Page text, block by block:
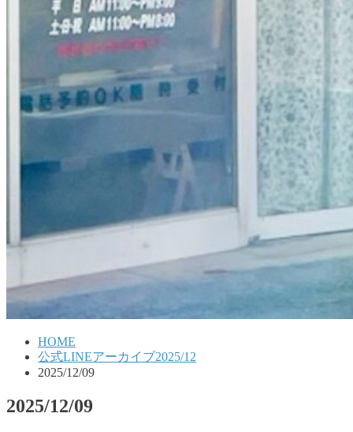
HOME
公式LINEアーカイブ2025/12
2025/12/09
2025/12/09